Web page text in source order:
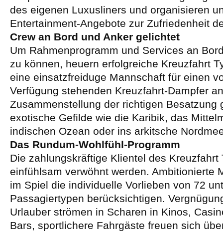
des eigenen Luxusliners und organisieren
Entertainment-Angebote zur Zufriedenheit
Crew an Bord und Anker gelichtet
Um Rahmenprogramm und Services an
zu können, heuern erfolgreiche Kreuzfahrt
eine einsatzfreiduge Mannschaft für einen
Verfügung stehenden Kreuzfahrt-Dampfer
Zusammenstellung der richtigen Besatzung
exotische Gefilde wie die Karibik, das
indischen Ozean oder ins arkitsche
Das Rundum-Wohlfühl-Programm
Die zahlungskräftige Klientel des Kreuzfahrt
einfühlsam verwöhnt werden. Ambitionierte
im Spiel die individuelle Vorlieben von 72
Passagiertypen berücksichtigen.
Urlauber strömen in Scharen in Kinos,
Bars, sportlichere Fahrgäste freuen sich